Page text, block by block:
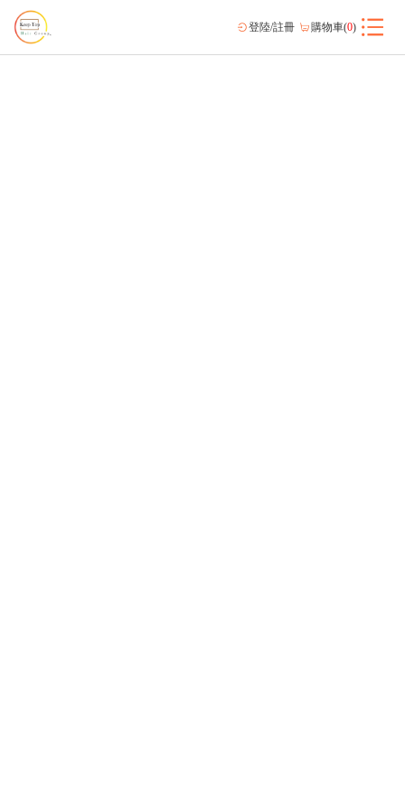
登陸/註冊 購物車(0)